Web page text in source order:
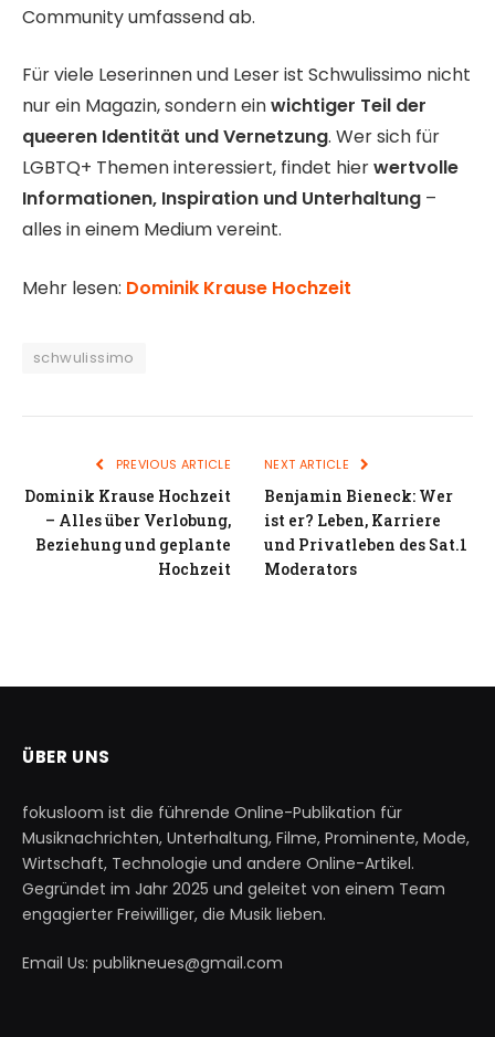
Community umfassend ab.
Für viele Leserinnen und Leser ist Schwulissimo nicht
nur ein Magazin, sondern einwichtiger Teil der
queeren Identität und Vernetzung. Wer sich für
LGBTQ+ Themen interessiert, findet hierwertvolle
Informationen, Inspiration und Unterhaltung –
alles in einem Medium vereint.
Mehr lesen: Dominik Krause Hochzeit
schwulissimo
PREVIOUS ARTICLE
Dominik Krause Hochzeit
– Alles über Verlobung,
Beziehung und geplante
Hochzeit
NEXT ARTICLE
Benjamin Bieneck: Wer
ist er? Leben, Karriere
und Privatleben des Sat.1
Moderators
ÜBER UNS
fokusloom ist die führende Online-Publikation für
Musiknachrichten, Unterhaltung, Filme, Prominente, Mode,
Wirtschaft, Technologie und andere Online-Artikel.
Gegründet im Jahr 2025 und geleitet von einem Team
engagierter Freiwilliger, die Musik lieben.
Email Us: publikneues@gmail.com